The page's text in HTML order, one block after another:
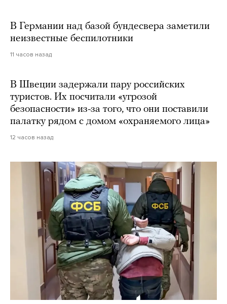
В Германии над базой бундесвера заметили
неизвестные беспилотники
11 часов назад
В Швеции задержали пару российских
туристов. Их посчитали «угрозой
безопасности» из-за того, что они поставили
палатку рядом с домом «охраняемого лица»
12 часов назад